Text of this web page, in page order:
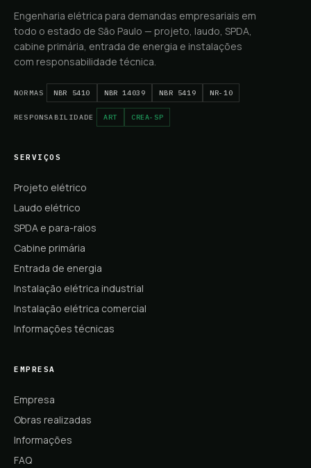
Engenharia elétrica para demandas empresariais em
todo o estado de São Paulo — projeto, laudo, SPDA,
cabine primária, entrada de energia e instalações
com responsabilidade técnica.
NORMAS NBR 5410 NBR 14039 NBR 5419 NR-10
RESPONSABILIDADE ART CREA-SP
SERVIÇOS
Projeto elétrico
Laudo elétrico
SPDA e para-raios
Cabine primária
Entrada de energia
Instalação elétrica industrial
Instalação elétrica comercial
Informações técnicas
EMPRESA
Empresa
Obras realizadas
Informações
FAQ